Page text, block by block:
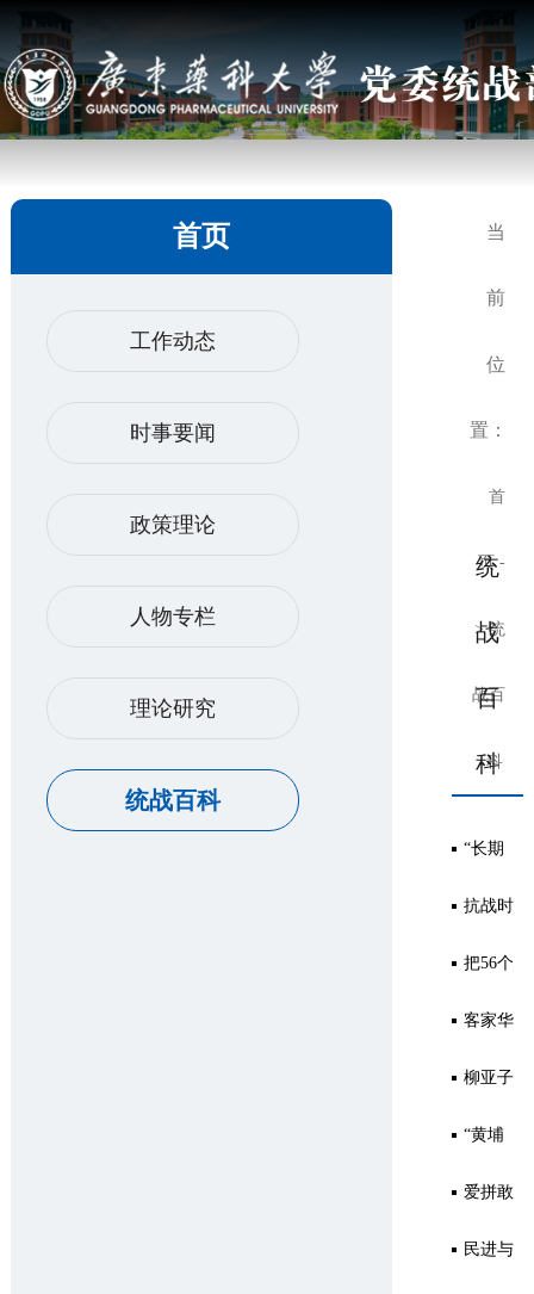
首页
工作动态
时事要闻
政策理论
人物专栏
理论研究
统战百科
统
战
百
科
当
前
位
置：
首
页 -
> 统
战百
科
“长期
共存、
互相监
督、肝
胆相
照、荣
辱与
共”方
抗战时
期晋绥
革命根
据地的
统一战
线工作
把56个
民族
“拧成
一股
绳”，
背后是
客家华
侨与东
江抗日
统一战
线
柳亚子
与华侨
的交往
“黄埔
精神”
的时代
爱拼敢
赢，探
民进与